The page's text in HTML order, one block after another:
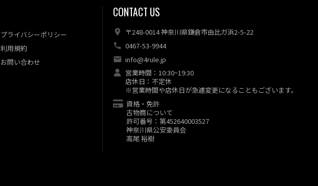
プライバシーポリシー
利用規約
お問い合わせ
CONTACT US
〒248-0014 神奈川県鎌倉市由比ガ浜2-5-22
0467-53-9944
info@4rule.jp
営業時間：10:30~19:30
店休日：不定休
※営業時間や店休日が急遽変更になることもございます。
資格・免許
古物商について
許可番号：第452640003527
神奈川県公安委員会
高尾 裕樹